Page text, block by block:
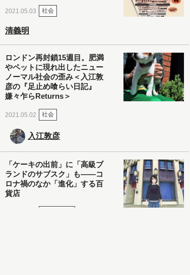
2021.05.03 社会
清義明
ロンドン再封鎖15週目。肥満
やペットに現れ出したニュー
ノーマル社会の歪み＜入江敦
彦の『足止め喰らい日記』
嫌々乍らReturns＞
2021.05.02 社会
入江敦彦
「ケーキの出前」に「高級ブ
ランドのサブスク」も――コ
ロナ禍のなか「進化」する百
貨店